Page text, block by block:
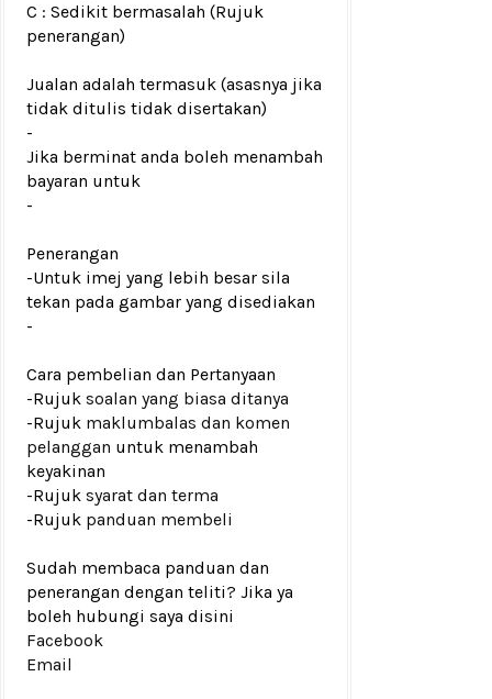
C : Sedikit bermasalah (Rujuk
penerangan)
Jualan adalah termasuk (asasnya jika
tidak ditulis tidak disertakan)
-
Jika berminat anda boleh menambah
bayaran untuk
-
Penerangan
-Untuk imej yang lebih besar sila
tekan pada gambar yang disediakan
-
Cara pembelian dan Pertanyaan
-Rujuk soalan yang biasa ditanya
-Rujuk maklumbalas dan komen
pelanggan untuk menambah
keyakinan
-Rujuk syarat dan terma
-Rujuk panduan membeli
Sudah membaca panduan dan
penerangan dengan teliti? Jika ya
boleh hubungi saya disini
Facebook
Email